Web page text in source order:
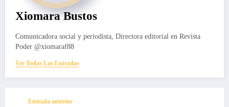
Xiomara Bustos
Comunicadora social y periodista, Directora editorial en Revista
Poder @xiomaraf88
Ver Todas Las Entradas
Entrada anterior